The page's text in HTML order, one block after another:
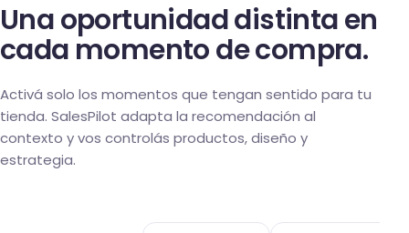
Una oportunidad distinta en
cada momento de compra.
Activá solo los momentos que tengan sentido para tu
tienda. SalesPilot adapta la recomendación al
contexto y vos controlás productos, diseño y
estrategia.